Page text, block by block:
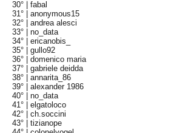
30° |fabal
31° |anonymous15
32° |andrea alesci
33° |no_data
34° |ericanobis_
35° |gullo92
36° |domenico maria
37° |gabriele deidda
38° |annarita_86
39° |alexander 1986
40° |no_data
41° |elgatoloco
42° |ch.soccini
43° |tizianope